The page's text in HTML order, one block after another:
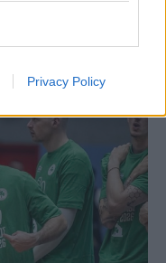
Privacy Policy